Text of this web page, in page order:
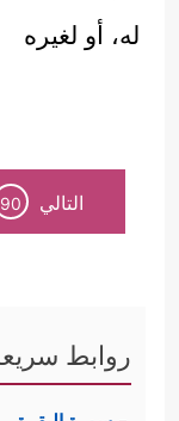
له، أو لغيره
التالي 90
روابط